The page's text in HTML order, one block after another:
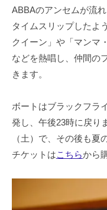
ABBAのアンセムが流
タイムスリップしたよ
クイーン」や「マンマ
などを熱唱し、仲間の
きます。
ボートはブラックフラ
発し、午後23時に戻り
（土）で、その後も夏
チケットはこちらから